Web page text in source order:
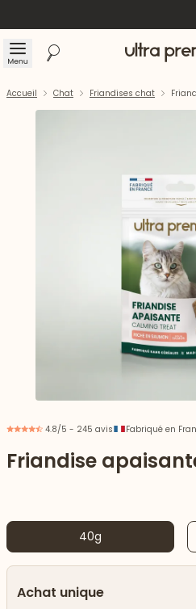
Menu Rechercher Accueil
Accueil Chat Friandises chat
4.8/5 - 245 avis Fabriqué en
Friandise
40g
Achat unique